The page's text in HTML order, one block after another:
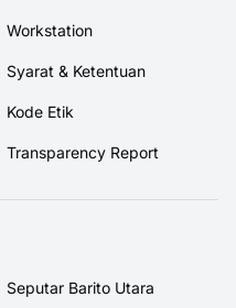
Workstation
Syarat & Ketentuan
Kode Etik
Transparency Report
Seputar Barito Utara